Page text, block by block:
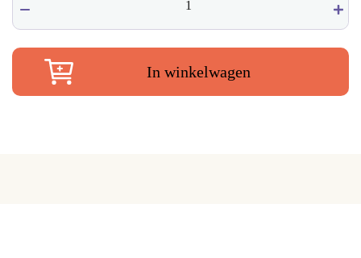
€ 10,00.
spiraal
dubbelpunt
hanger
wire
In winkelwagen